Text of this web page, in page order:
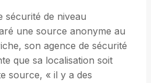
sécurité de niveau
une source anonyme au
son agence de sécurité
que sa localisation soit
source, « il y a des